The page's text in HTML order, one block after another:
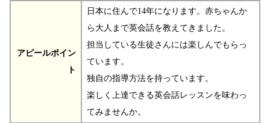
アピールポイン
ト
日本に住んで14年になります。赤ちゃんか
ら大人まで英会話を教えてきました。
担当している生徒さんには楽しんでもらっ
ています。
独自の指導方法を持っています。
楽しく上達できる英会話レッスンを味わっ
てみませんか。